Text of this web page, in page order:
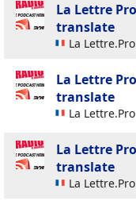
La Lettre
translate
La
La Lettre
translate
La
La Lettre
translate
La